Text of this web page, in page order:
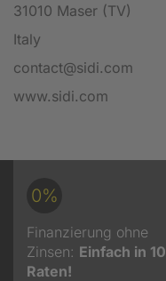
31010 Maser (TV)
Italy
contact@sidi.com
www.sidi.com
0%
Finanzierung ohne
Zinsen: Einfach in 10
Raten!